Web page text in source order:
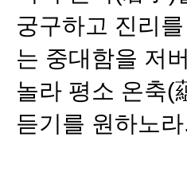
궁구하고 진리
는 중대함을 저
놀라 평소 온축(
듣기를 원하노라